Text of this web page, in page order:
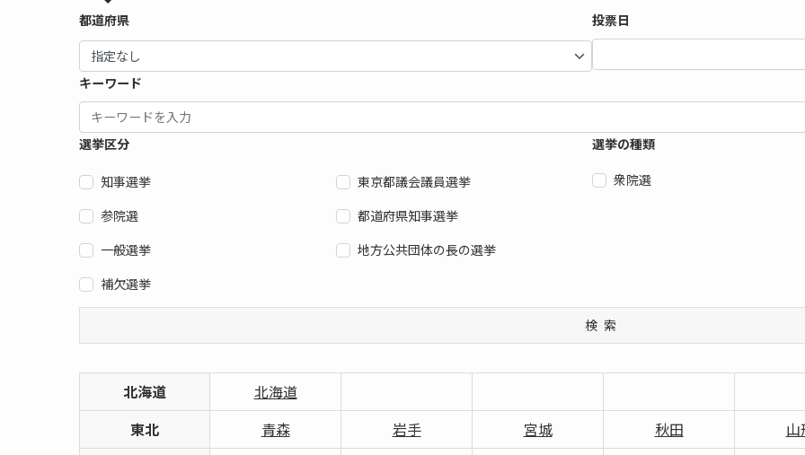
都道府県 投票日
キーワード
選挙区分
知事選挙
東京都議会議員選挙
参院選
都道府県知事選挙
一般選挙
地方公共団体の長の選挙
補欠選挙
選挙の種類
衆院選
検索
北海道
北海道
東北
青森 岩手 宮城 秋田 山